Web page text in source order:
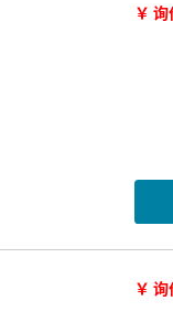
￥ 询
￥ 询